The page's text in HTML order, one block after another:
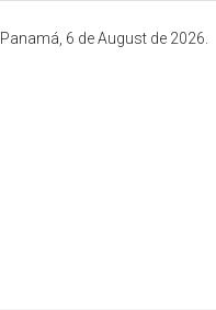
Panamá, 6 de August de 2026.